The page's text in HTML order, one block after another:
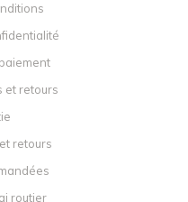
et retours
retours
routier